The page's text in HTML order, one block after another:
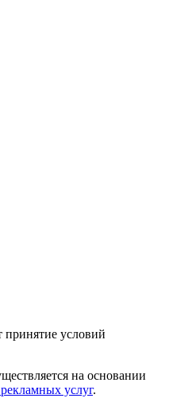
принятие условий
на основании
услуг.